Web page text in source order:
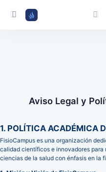
Aviso Legal y
1. POLÍTICA ACADÉMICA
FisioCampus es una organización
calidad científicos e innovadores para
ciencias de la salud con énfasis en la